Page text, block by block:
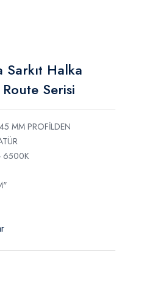
Sarkıt Halka
Serisi
MM PROFİLDEN
6500K